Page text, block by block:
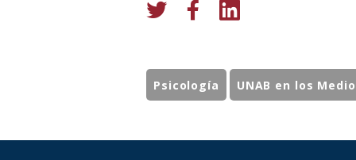
Psicología UNAB en los